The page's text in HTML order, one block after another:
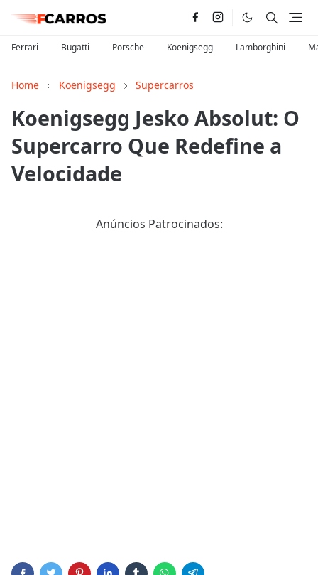
Ferrari Bugatti Porsche Koenigsegg Lamborghini
Home Koenigsegg Supercarros
Koenigsegg Jesko Absolut: O
Supercarro Que Redefine a
Velocidade
Anúncios Patrocinados: